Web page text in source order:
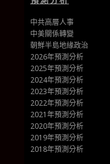
中共高層人事
中美關係轉變
朝鮮半島地緣政治
2026年預測分析
2025年預測分析
2024年預測分析
2023年預測分析
2022年預測分析
2021年預測分析
2020年預測分析
2019年預測分析
2018年預測分析